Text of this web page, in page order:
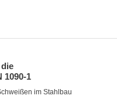
1090-1
im Stahlbau